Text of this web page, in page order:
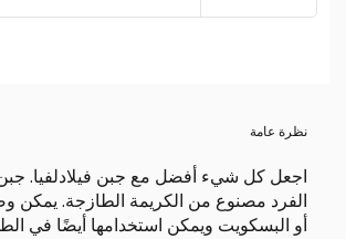
نظرة عامة
اجعل كل شيء أفضل مع جبن فيلادلفيا.
الفرد مصنوع من الكريمة الطازجة. يمكن
أو البسكويت ويمكن استخدامها أيضًا في